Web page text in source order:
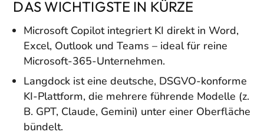
DAS WICHTIGSTE IN KÜRZE
Microsoft Copilot integriert KI direkt in Word,
Excel, Outlook und Teams – ideal für reine
Microsoft-365-Unternehmen.
Langdock ist eine deutsche, DSGVO-konforme
KI-Plattform, die mehrere führende Modelle (z.
B. GPT, Claude, Gemini) unter einer Oberfläche
bündelt.